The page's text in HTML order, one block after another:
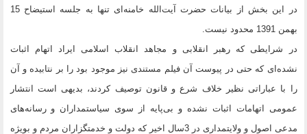
در این بخش از بیانات حضرت آیت‌الله خامنه‌ای تنها به جلسه استیضاح 15
بهمن 1391 محدود نیست.
در شرایطی که رهبر انقلابی و مجاهد انقلاب اسلامی ایراد اتهام اثبات
نشده‌ای که حتی در پیوست آن فیلم مستندی نیز موجود بود را بر نتابیده و آن
را با عباراتی نظیر خلاف شرع و قانون توصیف کردند، بدیهی است انتشار
عمومی اتهامات اثبات نشده و بی‌پایه از سوی سیاستمداران و رسانه‌های
مدعی اصول و ولایتمداری در 3سال اخیر که دولت و خدمتگزاران مردم و بویژه